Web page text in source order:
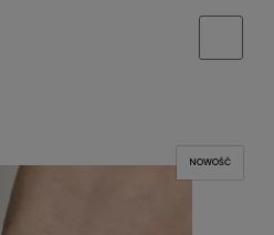
NOWOŚĆ